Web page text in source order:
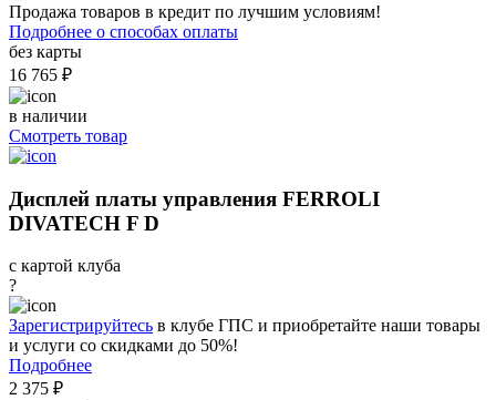
Продажа товаров в кредит по лучшим условиям!
Подробнее о способах оплаты
без карты
16 765 ₽
в наличии
Смотреть товар
Дисплей платы управления FERROLI
DIVATECH F D
с картой клуба
?
Зарегистрируйтесь в клубе ГПС и приобретайте наши товары
и услуги со скидками до 50%!
Подробнее
2 375 ₽